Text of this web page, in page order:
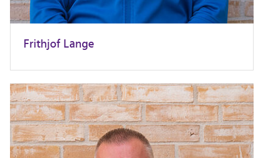
Frithjof Lange